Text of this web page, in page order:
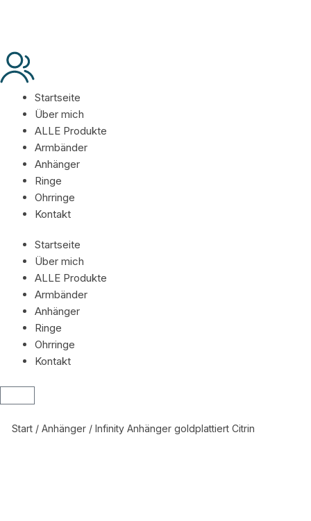
Startseite
Über mich
ALLE Produkte
Armbänder
Anhänger
Ringe
Ohrringe
Kontakt
Startseite
Über mich
ALLE Produkte
Armbänder
Anhänger
Ringe
Ohrringe
Kontakt
Start /Anhänger / Infinity Anhänger goldplattiert Citrin